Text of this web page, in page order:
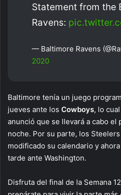
Statement from the
Ravens:
— Baltimore Ravens
2020
Baltimore tenía un juego
jueves ante los Cowboys, lo
anunció que se llevará a cabo el
noche. Por su parte, los
modificado su calendario y
tarde ante Washington.
Disfruta del final de la Semana